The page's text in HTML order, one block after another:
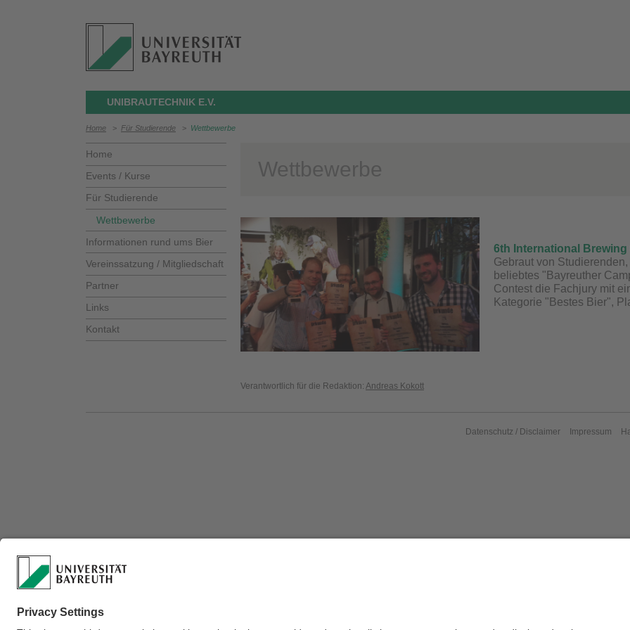
UNIBRAUTECHNIK E.V.
Home > Für Studierende > Wettbewerbe
Home
Events / Kurse
Für Studierende
Wettbewerbe
Informationen rund ums Bier
Vereinssatzung / Mitgliedschaft
Partner
Links
Kontakt
Wettbewerbe
6th International
Gebraut von
beliebtes "Bayreuther
Contest die Fachjury mit
Kategorie "Bestes Bier",
Verantwortlich für die Redaktion: Andreas Kokott
Datenschutz / Disclaimer Impressum